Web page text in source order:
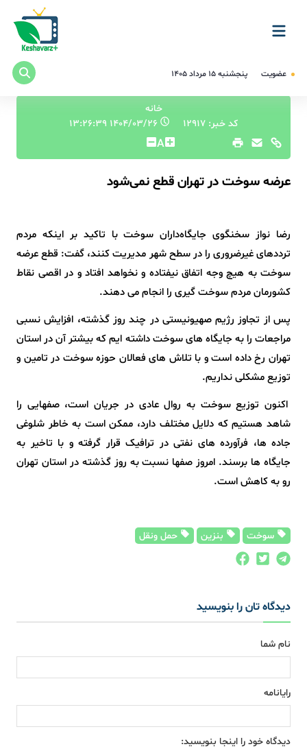
عضویت پنجشنبه ۱۵ مرداد ۱۴۰۵
خانه
کد خبر: 12917
A
عرضه سوخت در تهران قطع نمی‌شود
رضا نواز سخنگوی جایگاه‌داران سوخت با تاکید بر اینکه مردم
ترددهای غیرضروری را در سطح شهر مدیریت کنند، گفت: قطع عرضه
سوخت به هیچ وجه اتفاق نیفتاده و نخواهد افتاد و در اقصی نقاط
کشورمان مردم سوخت گیری را انجام می دهند.
پس از تجاوز رژیم صهیونیستی در چند روز گذشته، افزایش نسبی
مراجعات را به جایگاه های سوخت داشته ایم که بیشتر آن در استان
تهران رخ داده است و با تلاش های فعالان حوزه سوخت در تامین و
توزیع مشکلی نداریم.
اکنون توزیع سوخت به روال عادی در جریان است، صفهایی را
شاهد هستیم که دلایل مختلف دارد، ممکن است به خاطر شلوغی
جاده ها، فرآورده های نفتی در ترافیک قرار گرفته و با تاخیر به
جایگاه ها برسند. امروز صفها نسبت به روز گذشته در استان تهران
رو به کاهش است.
سوخت بنزین حمل ونقل
دیدگاه تان را بنویسید
نام شما
رایانامه
دیدگاه خود را اینجا بنویسید: